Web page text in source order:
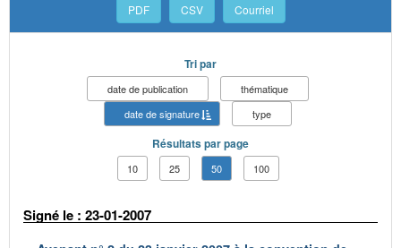
PDF CSV Courriel
Tri par
date de publication
thématique
date de signature
type
Résultats par page
10 25 50 100
Signé le : 23-01-2007